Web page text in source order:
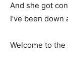
And she got
I’ve been down
Welcome to the